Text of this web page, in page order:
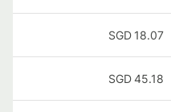
18.07
SGD
45.18
SGD